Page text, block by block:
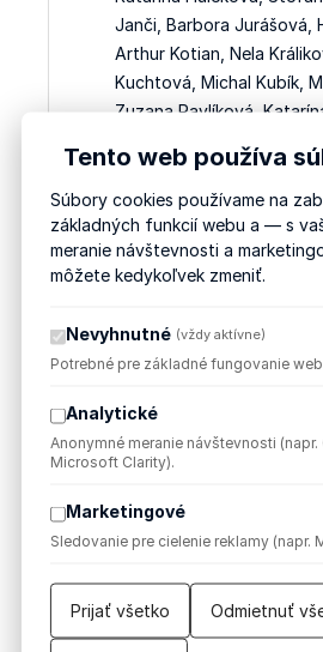
Janči, Barbora Jurášová,
Arthur Kotian, Nela
Kuchtová, Michal Kubík,
Zuzana Pavlíková,
Radoslava Štricová,
Ondrej Štrkolec, Jakub
Gejdošová, Elisa
Havlínová, Simona
Kupčová, Sandra
Palanová, Tomáš Strych,
Šimon Brejka, Michaela
Filipová, Júlia Hollá,
Kováčiková, Adriana
Blašková
Námet, dramaturgia a scenár
Miroslava Palanová, Zuzana
Tento web používa
Súbory cookies používame na
základných funkcií webu a — s
meranie návštevnosti a
môžete kedykoľvek zmeniť.
Nevyhnutné (vždy aktívne)
Potrebné pre základné fungovanie
Analytické
Anonymné meranie návštevnosti
Microsoft Clarity).
Marketingové
Sledovanie pre cielenie reklamy (napr.
Prijať všetko Odmietnuť